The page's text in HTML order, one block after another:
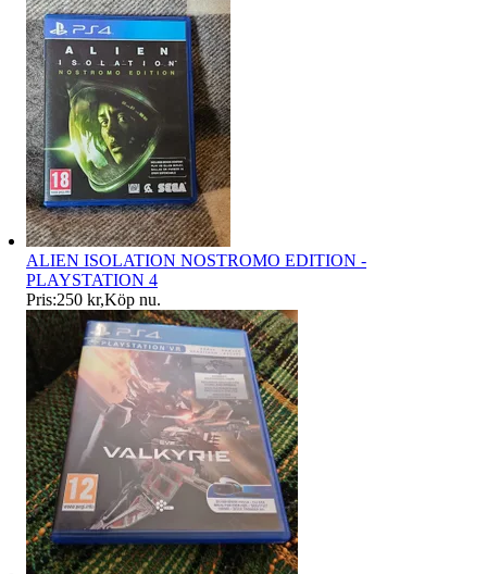
ALIEN ISOLATION NOSTROMO EDITION -
PLAYSTATION 4
Pris:250 kr,Köp nu.